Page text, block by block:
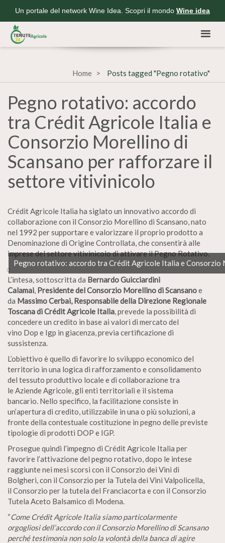
Un portale del network Wine Idea. Scopri il mondo Wine idea
Home Posts tagged "Pegno rotativo"
Pegno rotativo: accordo
tra Crédit Agricole Italia e
Consorzio Morellino di
Scansano per rafforzare il
settore vitivinicolo
Crédit Agricole Italia ha siglato un innovativo accordo di
collaborazione con il Consorzio Morellino di Scansano, nato
nel 1992 per supportare e valorizzare il proprio prodotto a
Denominazione di Origine Controllata, che consentirà alle
imprese del settore vitivinicolo di attivare il Pegno Rotativo.
Pegno rotativo: accordo tra Crédit Agricole Italia e
L’intesa, sottoscritta da Bernardo Guicciardini
Calamai, Presidente del Consorzio Morellino di Scansanoe
da Massimo Cerbai, Responsabile della Direzione Regionale
Toscana di Crédit Agricole Italia, prevede la possibilità di
concedere un credito in base ai valori di mercato del
vino Dop e Igp in giacenza, previa certificazione di
sussistenza.
L’obiettivo è quello di favorire lo sviluppo economico del
territorio in una logica di rafforzamento e consolidamento
del tessuto produttivo locale e di collaborazione tra
le Aziende Agricole, gli enti territoriali e il sistema
bancario. Nello specifico, la facilitazione consiste in
un’apertura di credito, utilizzabile in una o più soluzioni, a
fronte della contestuale costituzione in pegno delle previste
tipologie di prodotti DOP e IGP.
Prosegue quindi l’impegno di Crédit Agricole Italia per
favorire l’attivazione del pegno rotativo, dopo le intese
raggiunte nei mesi scorsi con il Consorzio dei Vini di
Bolgheri, con il Consorzio per la Tutela dei Vini Valpolicella,
il Consorzio per la tutela del Franciacorta e con il Consorzio
Tutela Aceto Balsamico di Modena.
“Come Crédit Agricole Italia siamo particolarmente
orgogliosi dell’accordo con il Consorzio Morellino di Scansano
perché testimonia non solo la volontà della banca di agire